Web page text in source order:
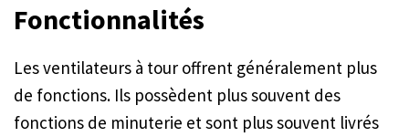
Fonctionnalités
Les ventilateurs à tour offrent généralement plus
de fonctions. Ils possèdent plus souvent des
fonctions de minuterie et sont plus souvent livrés